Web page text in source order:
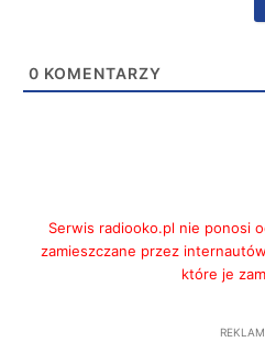
0 KOMENTARZY
Serwis radiooko.pl nie ponosi
zamieszczane przez
które je